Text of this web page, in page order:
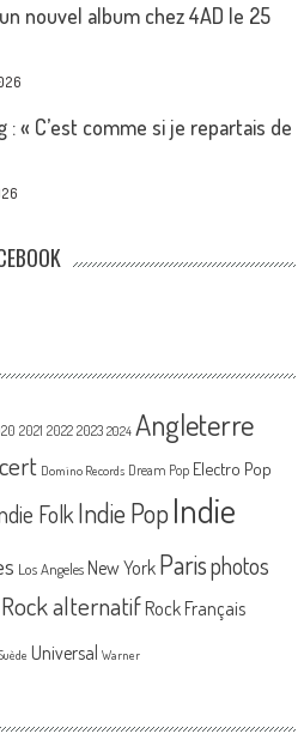
nouvel album chez 4AD le 25
: « C’est comme si je repartais de
2021 2022 2023 2024 Angleterre
Domino Records Dream Pop Electro Pop
Folk Indie PopIndie
Los Angeles New York Parisphotos
Rock alternatif Rock Français
Universal Warner